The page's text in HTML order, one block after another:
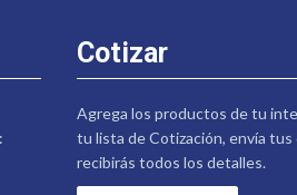
Cotizar
Agrega los productos de tu
tu lista de Cotización, envía tus
recibirás todos los detalles.